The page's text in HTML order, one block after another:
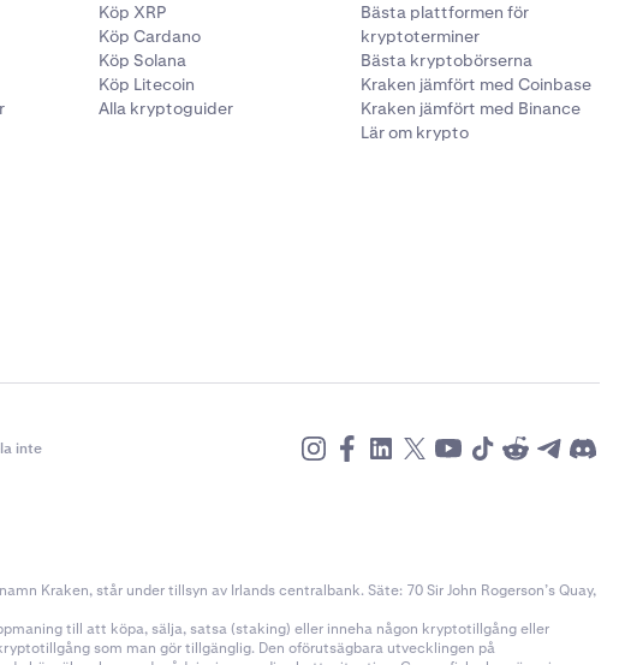
Köp XRP
Köp Cardano
Köp Solana
Köp Litecoin
Alla kryptoguider
Bästa plattformen för
kryptoterminer
Bästa kryptobörserna
Kraken jämfört med Coinbase
Kraken jämfört med Binance
Lär om krypto
inte
Kraken, står under tillsyn av Irlands centralbank. Säte: 70 Sir John Rogerson’s Quay,
till att köpa, sälja, satsa (staking) eller inneha någon kryptotillgång eller
som man gör tillgänglig. Den oförutsägbara utvecklingen på